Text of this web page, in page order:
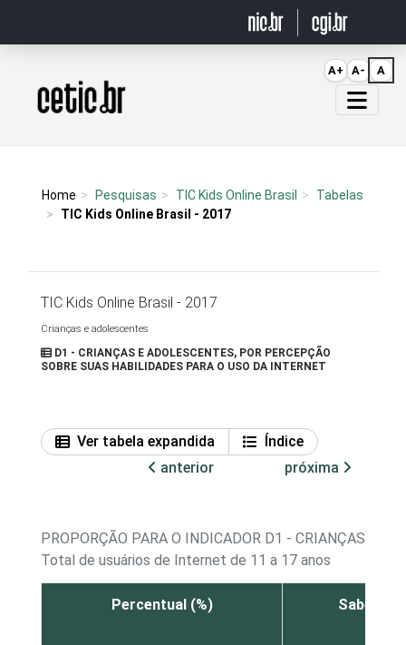
Página inicial
Home Pesquisas TIC Kids Online Brasil
Tabelas
TIC Kids Online Brasil - 2017
TIC Kids Online Brasil - 2017
Crianças e adolescentes
D1 - CRIANÇAS E ADOLESCENTES, POR PERCEPÇÃO
SOBRE SUAS HABILIDADES PARA O USO DA INTERNET
Ver tabela expandida
Índice
anterior
próxima
PROPORÇÃO PARA O INDICADOR D1 - CRIANÇAS E
Total de usuários de Internet de 11 a 17 anos
Percentual (%) Sabe
A+ A- A